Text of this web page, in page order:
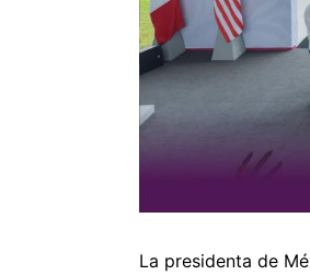
La presidenta de